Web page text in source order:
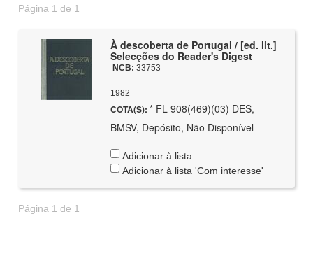
Página 1 de 1
À descoberta de Portugal / [ed. lit.]
Selecções do Reader's Digest
NCB: 33753
1982
COTA(S): * FL 908(469)(03) DES,
BMSV, Depósito, Não Disponível
Adicionar à lista
Adicionar à lista 'Com interesse'
Página 1 de 1